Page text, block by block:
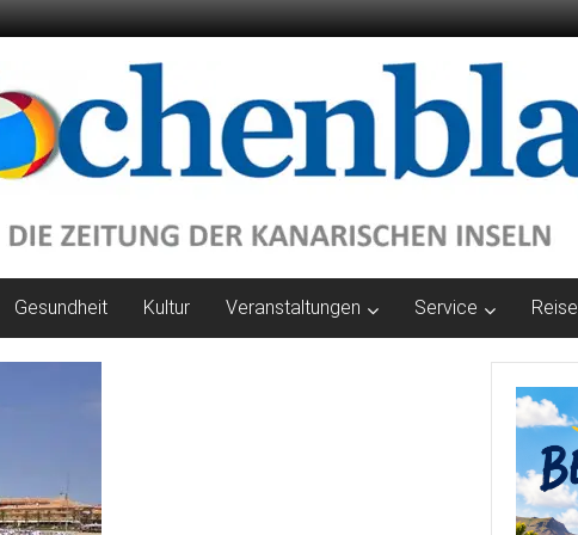
Gesundheit Kultur Veranstaltungen Service